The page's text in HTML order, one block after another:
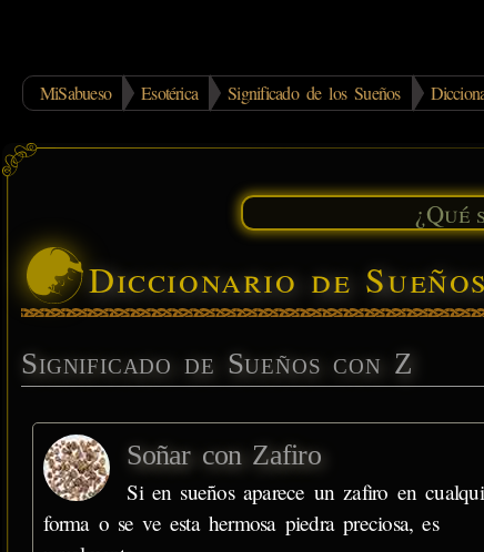
MiSabueso Esotérica Significado de los Sueños
Diccionario de
Significado de Sueños con Z
Soñar con Zafiro
Si en sueños aparece un zafiro en
forma o se ve esta hermosa piedra preciosa, es